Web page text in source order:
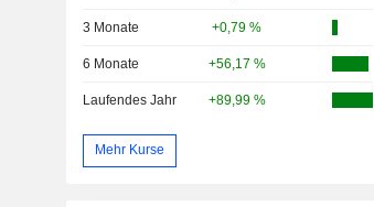
3 Monate +0,79 %
6 Monate +56,17 %
Laufendes Jahr +89,99 %
Mehr Kurse